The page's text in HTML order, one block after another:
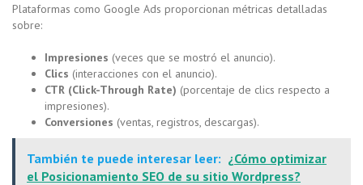
Plataformas como Google Ads proporcionan métricas detalladas
sobre:
Impresiones (veces que se mostró el anuncio).
Clics (interacciones con el anuncio).
CTR (Click-Through Rate) (porcentaje de clics respecto a
impresiones).
Conversiones (ventas, registros, descargas).
También te puede interesar leer: ¿Cómo optimizar
el Posicionamiento SEO de su sitio Wordpress?